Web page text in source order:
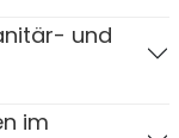
und
im